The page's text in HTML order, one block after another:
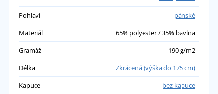
Pohlaví
pánské
Materiál
65% polyester / 35% bavlna
Gramáž
190 g/m2
Délka
Zkrácená (výška do 175 cm)
Kapuce
bez kapuce